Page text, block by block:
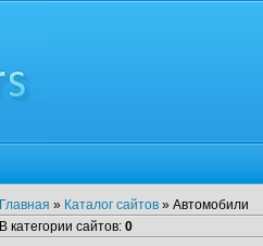
Главная » Каталог сайтов » Автомобили
В категории сайтов: 0